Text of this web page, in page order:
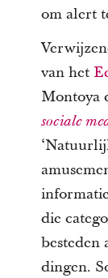
om alert
van het
Montoya
sociale
die
besteden
dingen.